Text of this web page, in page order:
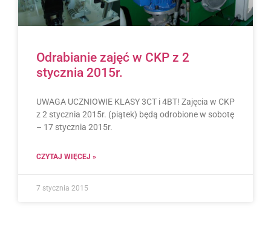
Odrabianie zajęć w CKP z 2
stycznia 2015r.
UWAGA UCZNIOWIE KLASY 3CT i 4BT! Zajęcia w CKP
z 2 stycznia 2015r. (piątek) będą odrobione w sobotę
– 17 stycznia 2015r.
CZYTAJ WIĘCEJ »
7 stycznia 2015